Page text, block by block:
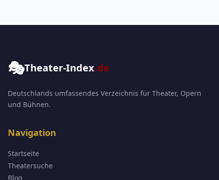
🎭Theater-Index.de
Deutschlands umfassendes Verzeichnis für Theater, Opern
und Bühnen.
Navigation
Startseite
Theatersuche
Blog